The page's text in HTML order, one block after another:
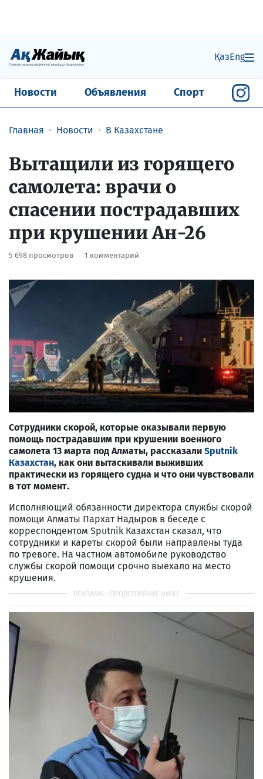
ҚазEng
Новости Объявления Спорт
Главная Новости В Казахстане
Вытащили из горящего
самолета: врачи о
спасении пострадавших
при крушении Ан-26
5 698 просмотров 1 комментарий
Сотрудники скорой, которые оказывали первую
помощь пострадавшим при крушении военного
самолета 13 марта под Алматы, рассказали Sputnik
Казахстан, как они вытаскивали выживших
практически из горящего судна и что они чувствовали
в тот момент.
Исполняющий обязанности директора службы скорой
помощи Алматы Пархат Надыров в беседе с
корреспондентом Sputnik Казахстан сказал, что
сотрудники и кареты скорой были направлены туда
по тревоге. На частном автомобиле руководство
службы скорой помощи срочно выехало на место
крушения.